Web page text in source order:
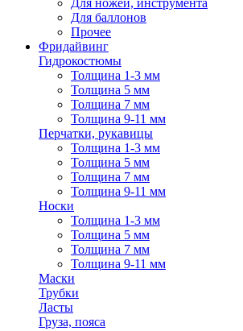
Для ножей, инструмента
Для баллонов
Прочее
Фридайвинг
Гидрокостюмы
Толщина 1-3 мм
Толщина 5 мм
Толщина 7 мм
Толщина 9-11 мм
Перчатки, рукавицы
Толщина 1-3 мм
Толщина 5 мм
Толщина 7 мм
Толщина 9-11 мм
Носки
Толщина 1-3 мм
Толщина 5 мм
Толщина 7 мм
Толщина 9-11 мм
Маски
Трубки
Ласты
Груза, пояса